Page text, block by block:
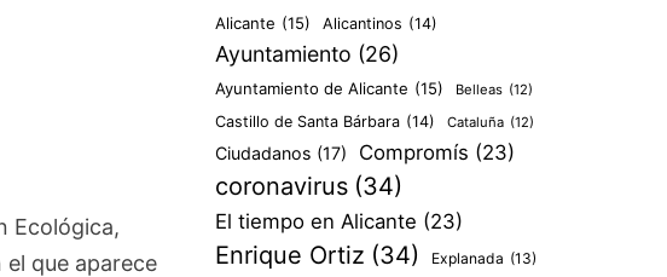
Ecológica,
que aparece
Alicante (15) Alicantinos (14)
Ayuntamiento (26)
Ayuntamiento de Alicante (15) Belleas (12)
Castillo de Santa Bárbara (14) Cataluña (12)
Ciudadanos (17) Compromís (23)
coronavirus (34)
El tiempo en Alicante (23)
Enrique Ortiz (34) Explanada (13)